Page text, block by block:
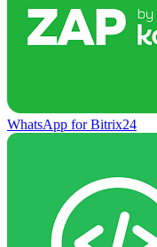
WhatsApp for Bitrix24